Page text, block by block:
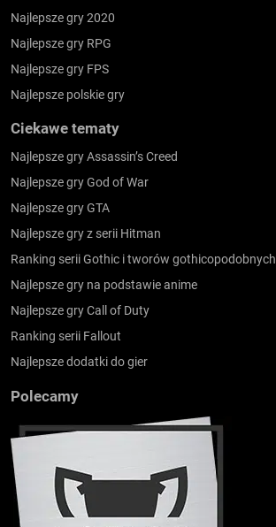
Najlepsze gry 2020
Najlepsze gry RPG
Najlepsze gry FPS
Najlepsze polskie gry
Ciekawe tematy
Najlepsze gry Assassin’s Creed
Najlepsze gry God of War
Najlepsze gry GTA
Najlepsze gry z serii Hitman
Ranking serii Gothic i tworów gothicopodobnych
Najlepsze gry na podstawie anime
Najlepsze gry Call of Duty
Ranking serii Fallout
Najlepsze dodatki do gier
Polecamy